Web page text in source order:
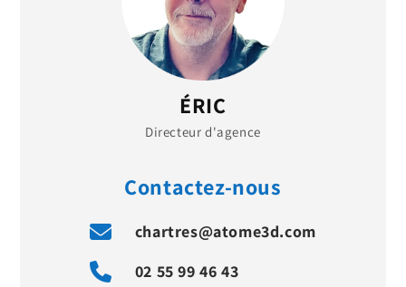
ÉRIC
Directeur d'agence
Contactez-nous
chartres@atome3d.com
02 55 99 46 43